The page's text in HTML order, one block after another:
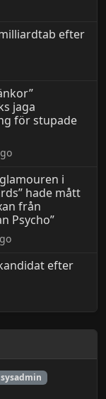
efter
jaga
för stupade
i
hade mått
från
Psycho”
efter
sysadmin